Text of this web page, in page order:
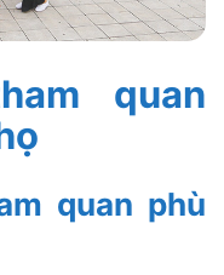
quan
quan phù